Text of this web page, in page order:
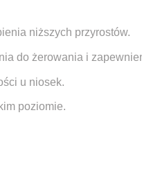
niższych przyrostów.
do żerowania i
u niosek.
poziomie.